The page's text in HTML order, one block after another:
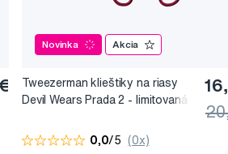
Novinka Akcia
Tweezerman klieštiky na riasy
Devil Wears Prada 2 - limitovaná
0,0/5 (0x)